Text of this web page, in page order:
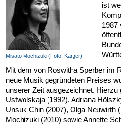
Misato Mochizuki (Foto: Karger)
ist
1987
Mit dem von Roswitha Sperber im
neue Musik gegründeten Preises
unserer Zeit ausgezeichnet. Hierzu
Ustwolskaja (1992), Adriana
Unsuk Chin (2007), Olga Neuwirth
Mochizuki (2010) sowie Annette